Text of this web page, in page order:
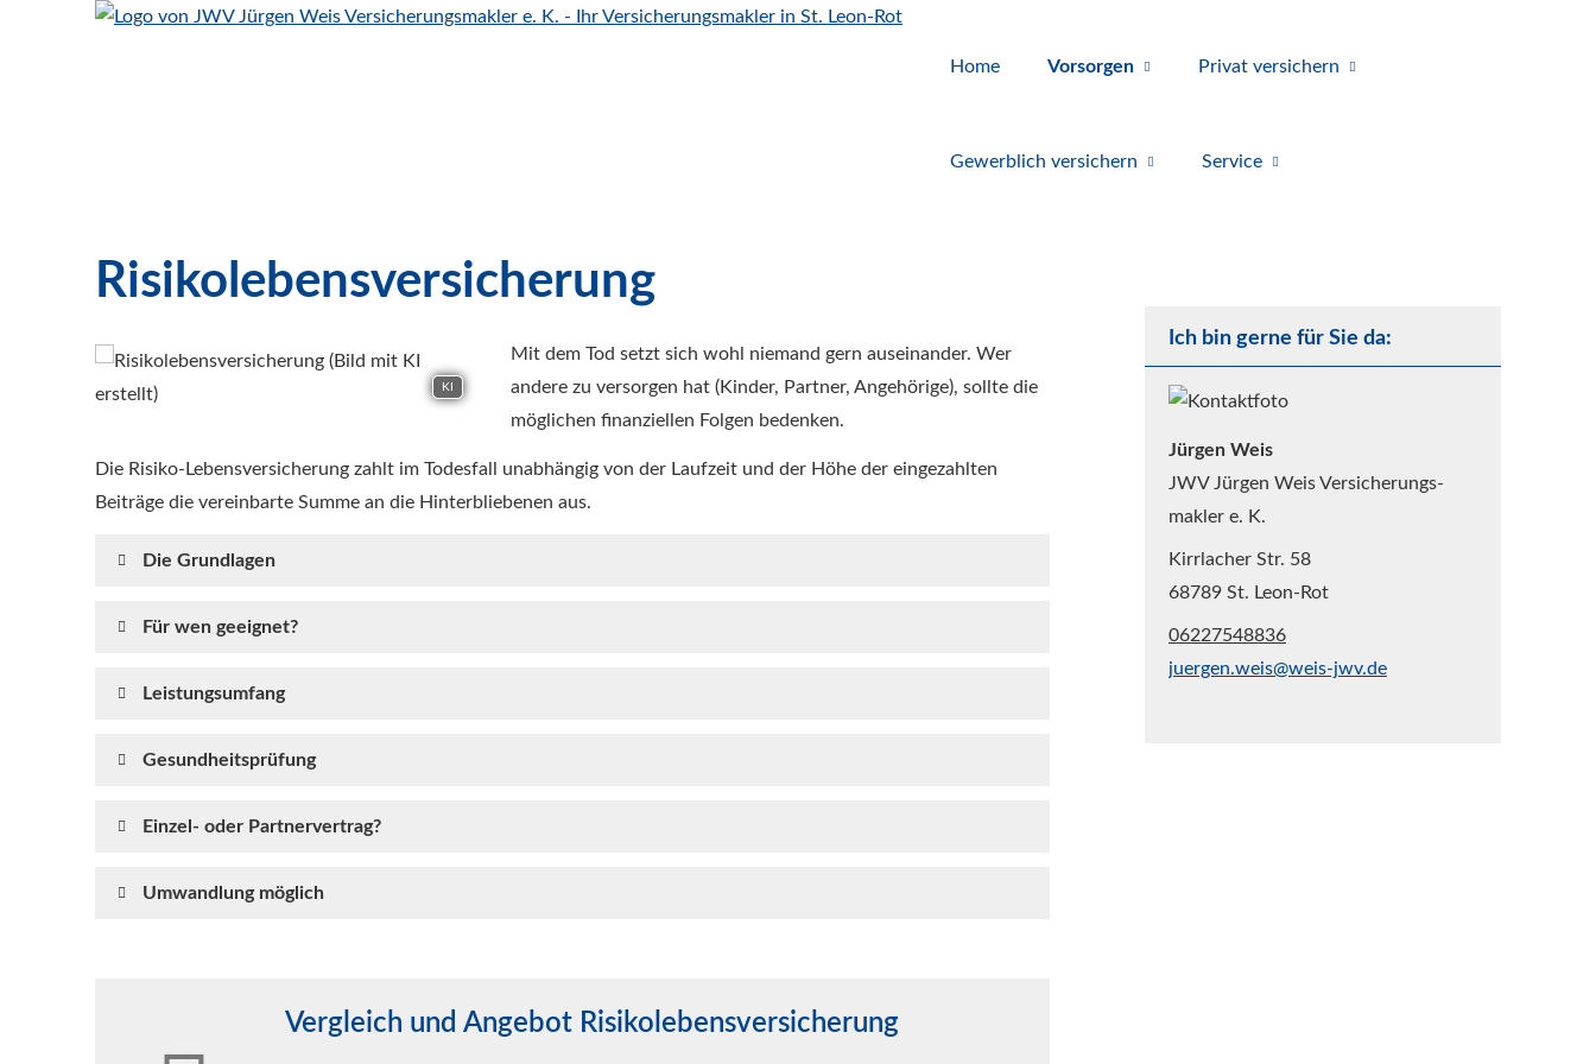
Home Vorsorgen Privat ver­sichern
Gewerblich ver­sichern Service
Ich bin gerne für Sie da:
Jürgen Weis
JWV Jürgen Weis Ver­sicherungs­
makler e. K.
Kirrlacher Str. 58
68789 St. Leon-Rot
06227548836
juergen.weis@weis-jwv.de
Risiko­lebens­ver­si­che­rung
KI
Mit dem Tod setzt sich wohl niemand gern auseinander. Wer
andere zu versorgen hat (Kinder, Partner, Angehörige), sollte die
möglichen finanziellen Folgen bedenken.
Die Risiko-Lebensversicherung zahlt im Todesfall unabhängig von der Laufzeit und der Höhe der eingezahlten
Beiträge die vereinbarte Summe an die Hinterbliebenen aus.
Die Grundlagen
Für wen geeignet?
Leistungsumfang
Gesundheitsprüfung
Einzel- oder Partnervertrag?
Umwandlung möglich
Vergleich und Angebot Risiko­lebens­ver­si­che­rung